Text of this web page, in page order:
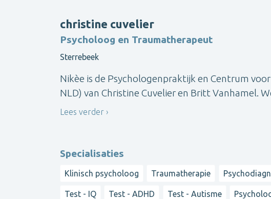
christine cuvelier
Psycholoog en Traumatherapeut
Sterrebeek
Nikèe is de Psychologenpraktijk en Centrum
NLD) van Christine Cuvelier en Britt Vanhamel.
Lees verder
Specialisaties
Klinisch psycholoog Traumatherapie
Test - IQ Test - ADHD Test - Autisme